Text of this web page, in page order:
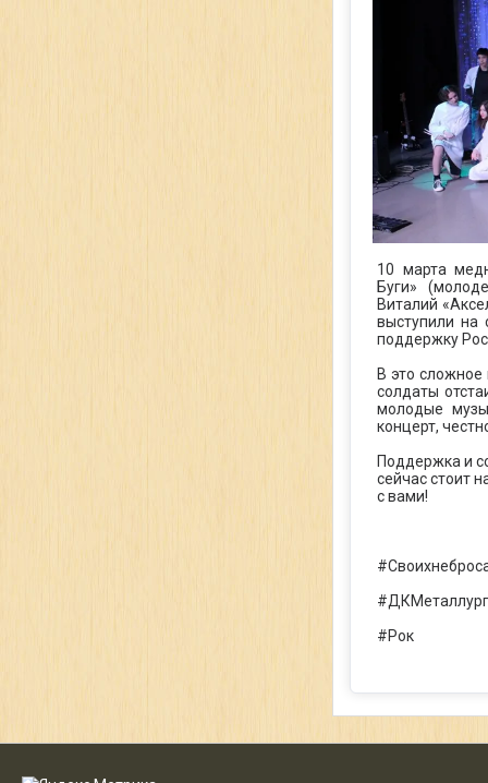
10 марта
Буги»
Виталий
выступили на
поддержку
В это
солдаты
молодые
концерт,
Поддержка и
сейчас стоит
с вами!
#ДКМеталлург
#Рок